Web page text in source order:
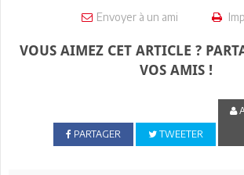
Envoyer à un ami
VOUS AIMEZ CET ARTICLE ?
VOS AMIS !
PARTAGER TWEETER